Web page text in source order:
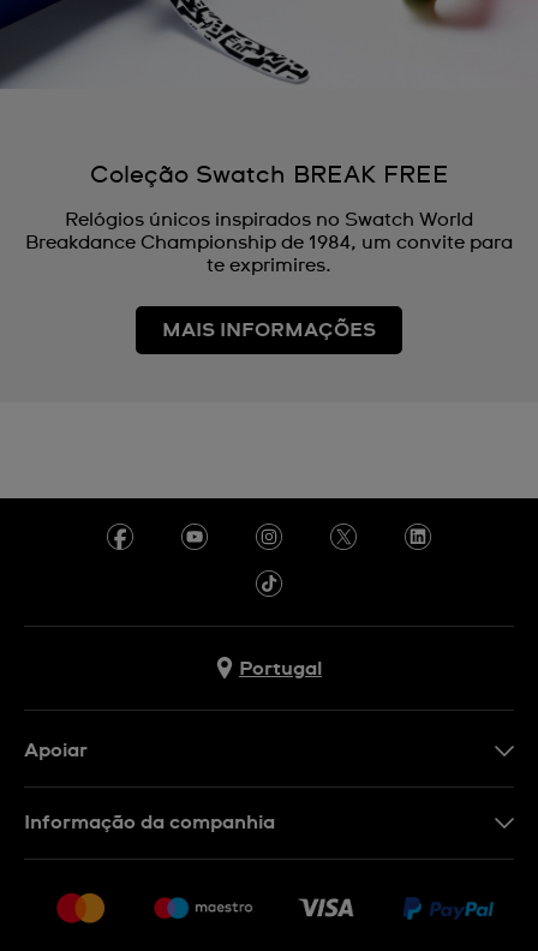
Coleção Swatch BREAK FREE
Relógios únicos inspirados no Swatch World
Breakdance Championship de 1984, um convite para
te exprimires.
MAIS INFORMAÇÕES
Portugal
Apoiar
Rescindir o contrato
Informação da companhia
Carreiras